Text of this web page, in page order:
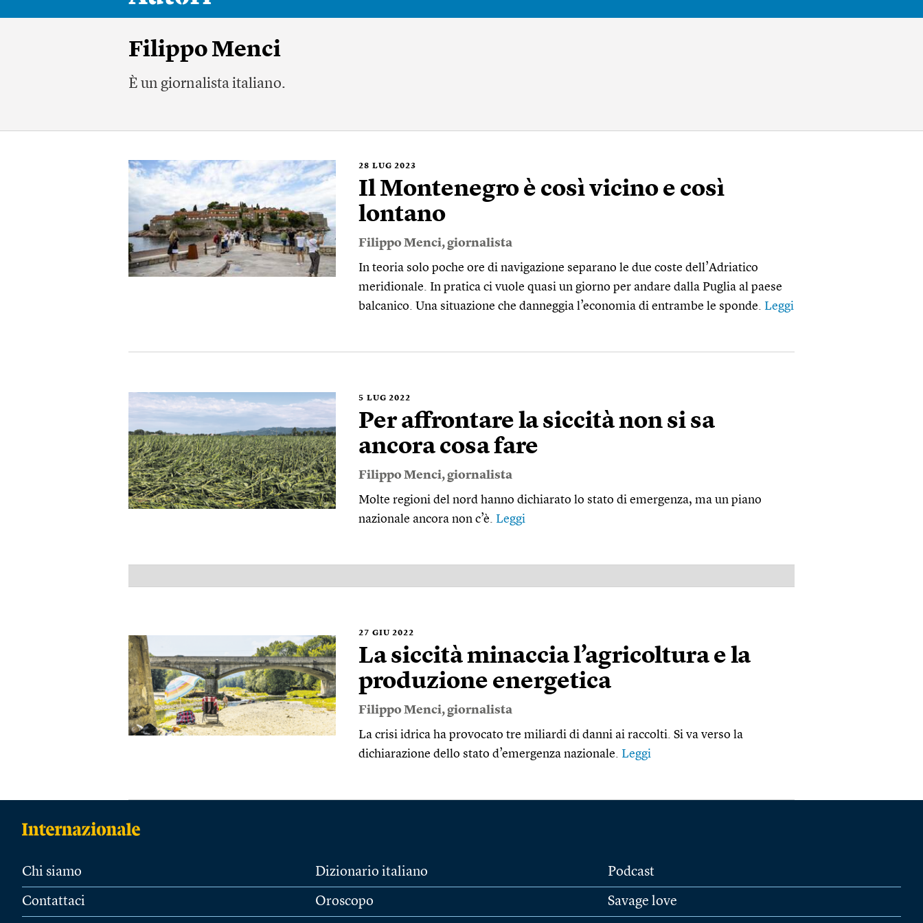
Filippo Menci
È un giornalista italiano.
28 LUG 2023
Il Montenegro è così vicino e così
lontano
Filippo Menci, giornalista
In teoria solo poche ore di navigazione separano le due coste dell’Adriatico
meridionale. In pratica ci vuole quasi un giorno per andare dalla Puglia al paese
balcanico. Una situazione che danneggia l’economia di entrambe le sponde. Leggi
5 LUG 2022
Per affrontare la siccità non si sa
ancora cosa fare
Filippo Menci, giornalista
Molte regioni del nord hanno dichiarato lo stato di emergenza, ma un piano
nazionale ancora non c’è. Leggi
27 GIU 2022
La siccità minaccia l’agricoltura e la
produzione energetica
Filippo Menci, giornalista
La crisi idrica ha provocato tre miliardi di danni ai raccolti. Si va verso la
dichiarazione dello stato d’emergenza nazionale. Leggi
Chi siamo
Contattaci
Dizionario italiano
Oroscopo
Podcast
Savage love